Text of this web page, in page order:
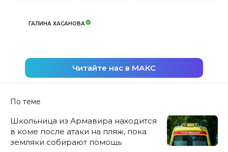
ГАЛИНА ХАСАНОВА
Читайте нас в МАКС
По теме
Школьница из Армавира находится
в коме после атаки на пляж, пока
земляки собирают помощь